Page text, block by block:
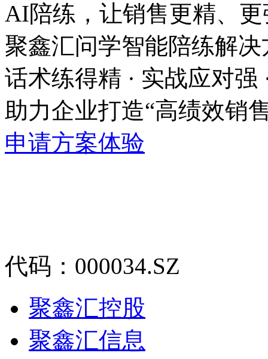
AI陪练，让销售更精、更
聚鑫汇问学智能陪练解决
话术练得精 · 实战应对强
助力企业打造“高绩效销售
申请方案体验
代码：000034.SZ
聚鑫汇控股
聚鑫汇信息